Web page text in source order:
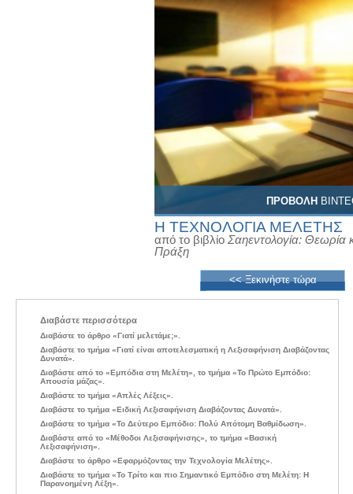
ΠΡΟΒΟΛΗ
Η ΤΕΧΝΟΛΟΓΙΑ ΜΕΛΕΤΗΣ
από το βιβλίο Σαηεντολογία: Θεωρία
Πράξη
<< Ξεκινήστε τώρα
Διαβάστε περισσότερα
Διαβάστε το άρθρο «Γιατί μελετάμε;».
Διαβάστε το τμήμα «Γιατί είναι αποτελεσματική η Λεξισαφήνιση Διαβάζοντας
Δυνατά».
Διαβάστε από το «Εμπόδια στη Μελέτη», το τμήμα «Το Πρώτο Εμπόδιο:
Απουσία μάζας».
Διαβάστε το τμήμα «Απλές Λέξεις».
Διαβάστε το τμήμα «Ειδική Λεξισαφήνιση Διαβάζοντας Δυνατά».
Διαβάστε το τμήμα «Το Δεύτερο Εμπόδιο: Πολύ Απότομη Βαθμίδωση».
Διαβάστε από το «Μέθοδοι Λεξισαφήνισης», το τμήμα «Βασική
Λεξισαφήνιση».
Διαβάστε το άρθρο «Εφαρμόζοντας την Τεχνολογία Μελέτης».
Διαβάστε το τμήμα «Το Τρίτο και πιο Σημαντικό Εμπόδιο στη Μελέτη: Η
Παρανοημένη Λέξη».